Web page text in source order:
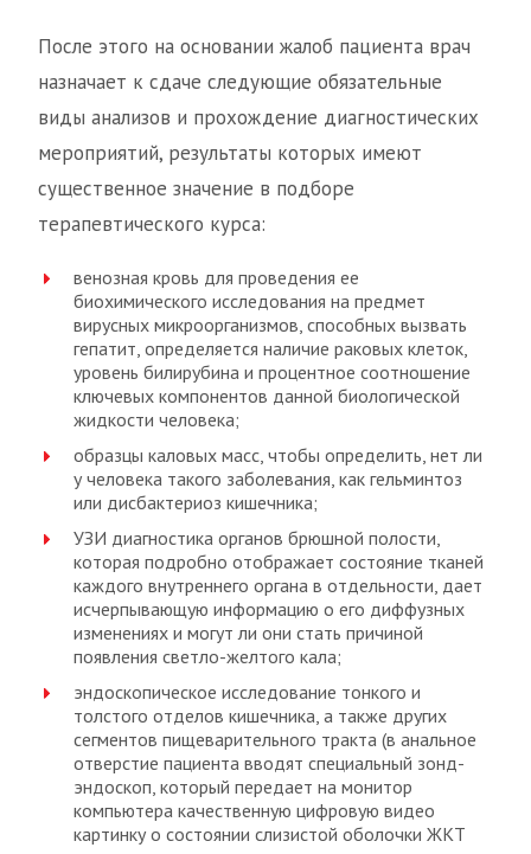
После этого на основании жалоб пациента врач
назначает к сдаче следующие обязательные
виды анализов и прохождение диагностических
мероприятий, результаты которых имеют
существенное значение в подборе
терапевтического курса:
венозная кровь для проведения ее
биохимического исследования на предмет
вирусных микроорганизмов, способных вызвать
гепатит, определяется наличие раковых клеток,
уровень билирубина и процентное соотношение
ключевых компонентов данной биологической
жидкости человека;
образцы каловых масс, чтобы определить, нет ли
у человека такого заболевания, как гельминтоз
или дисбактериоз кишечника;
УЗИ диагностика органов брюшной полости,
которая подробно отображает состояние тканей
каждого внутреннего органа в отдельности, дает
исчерпывающую информацию о его диффузных
изменениях и могут ли они стать причиной
появления светло-желтого кала;
эндоскопическое исследование тонкого и
толстого отделов кишечника, а также других
сегментов пищеварительного тракта (в анальное
отверстие пациента вводят специальный зонд-
эндоскоп, который передает на монитор
компьютера качественную цифровую видео
картинку о состоянии слизистой оболочки ЖКТ